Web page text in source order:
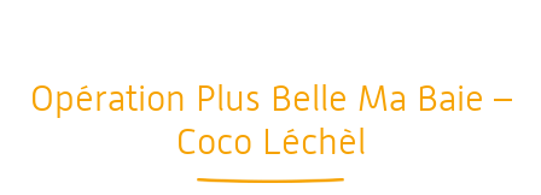
Opération Plus Belle Ma Baie –
Coco Léchèl